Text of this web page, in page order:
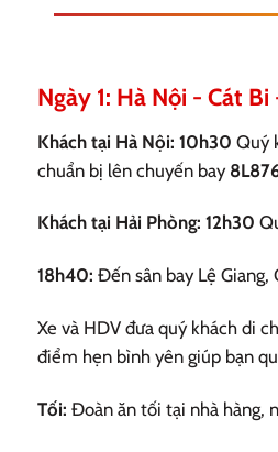
Ngày 1: Hà Nội - Cát
Khách tại Hà Nội: 10h30 Quý
chuẩn bị lên chuyến bay
Khách tại Hải Phòng: 12h30
18h40: Đến sân bay Lệ
Xe và HDV đưa quý khách di
điểm hẹn bình yên giúp bạn
Tối: Đoàn ăn tối tại nhà hàng,